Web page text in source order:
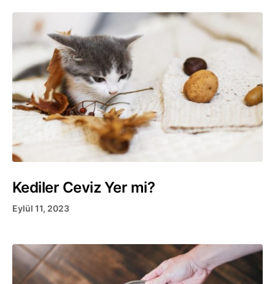
Kediler Ceviz Yer mi?
Eylül 11, 2023